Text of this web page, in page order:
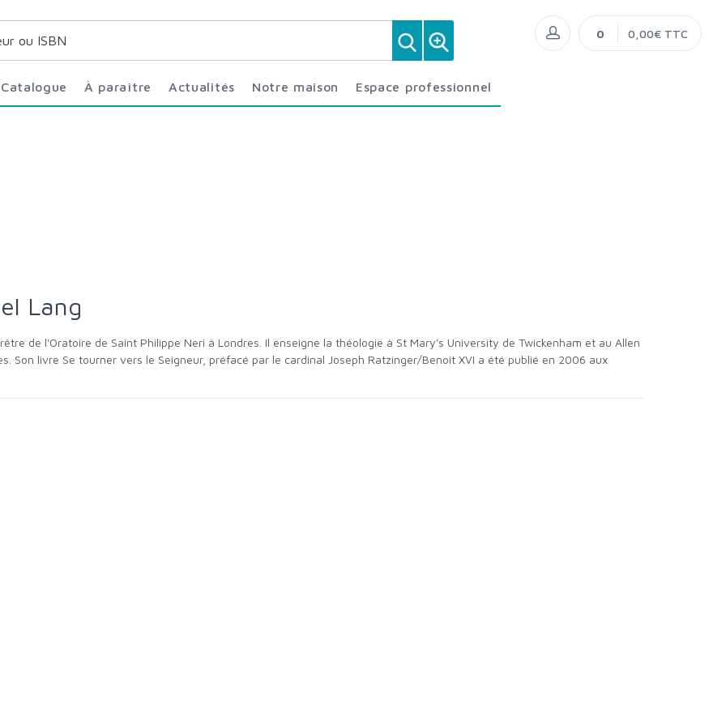
Catalogue À paraître Actualités Notre maison Espace professionnel
0 0,00€ TTC
Lang
Son livre Se tourner vers le Seigneur, préfacé par le cardinal Joseph Ratzinger/Benoît XVI a été publié en 2006 aux